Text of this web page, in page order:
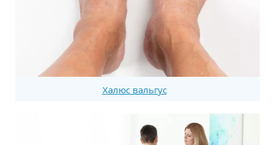
Халюс вальгус